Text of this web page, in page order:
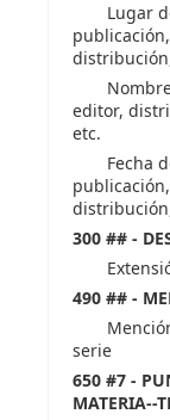
Lugar
publicación,
editor,
etc.
Fecha
publicación,
300 ## -
490 ## -
serie
650 #7 -
MATERIA--